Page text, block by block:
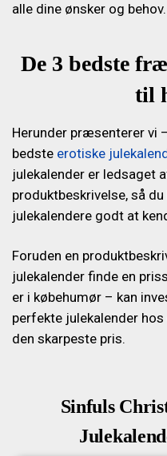
alle dine ønsker og behov.
De 3 bedste
til
Herunder præsenterer vi
bedste erotiske
julekalender er ledsaget
produktbeskrivelse, så
julekalendere godt at
Foruden en
julekalender finde en
er i købehumør – kan
perfekte julekalender
den skarpeste pris.
Sinfuls